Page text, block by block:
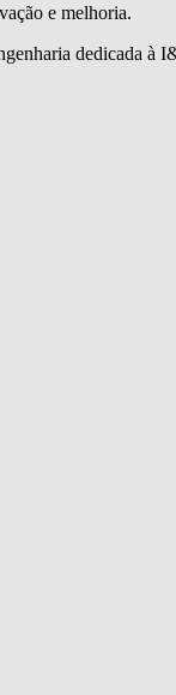
e melhoria.
dedicada à